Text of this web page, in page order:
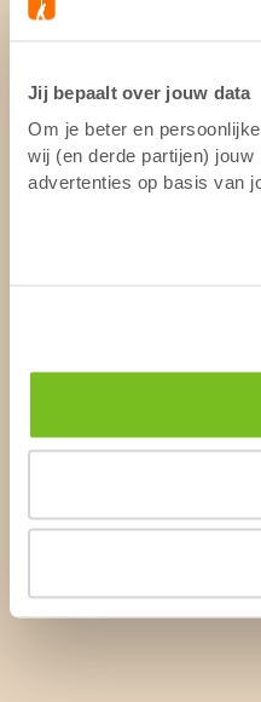
Jij bepaalt over jouw data
Om je beter en
wij (en derde partijen)
advertenties op basis van